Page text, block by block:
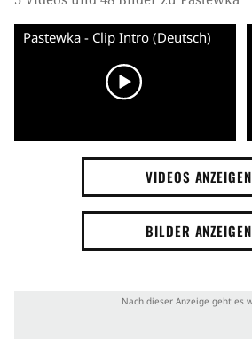
Pastewka - Clip Intro (Deutsch)
VIDEOS ANZEIGEN
BILDER ANZEIGEN